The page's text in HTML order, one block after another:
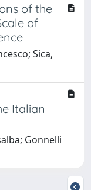
of the
of
Sica,
Italian
Gonnelli